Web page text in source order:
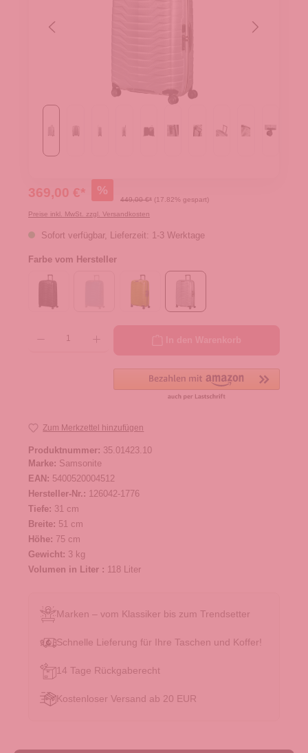
369,00 €* %
449,00 €* (17.82% gespart)
Preise inkl. MwSt. zzgl. Versandkosten
Sofort verfügbar, Lieferzeit: 1-3 Werktage
Farbe vom Hersteller
Zum Merkzettel hinzufügen
Produktnummer: 35.01423.10
Marke: Samsonite
EAN: 5400520004512
Hersteller-Nr.: 126042-1776
Tiefe: 31 cm
Breite: 51 cm
Höhe: 75 cm
Gewicht: 3 kg
Volumen in Liter : 118 Liter
Marken – vom Klassiker bis zum Trendsetter
Schnelle Lieferung für Ihre Taschen und Koffer!
14 Tage Rückgaberecht
Kostenloser Versand ab 20 EUR